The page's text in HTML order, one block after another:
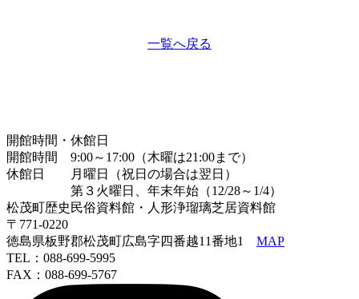
一覧へ戻る
開館時間・休館日
開館時間 9:00～17:00（木曜は21:00まで）
休館日 月曜日（祝日の場合は翌日）
第３火曜日、年末年始（12/28～1/4）
松茂町歴史民俗資料館・人形浄瑠璃芝居資料館
〒771-0220
徳島県板野郡松茂町広島字四番越11番地1 MAP
TEL：088-699-5995
FAX：088-699-5767